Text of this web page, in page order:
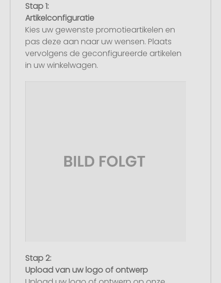
Stap 1:
Artikelconfiguratie
Kies uw gewenste promotieartikelen en
pas deze aan naar uw wensen. Plaats
vervolgens de geconfigureerde artikelen
in uw winkelwagen.
Stap 2:
Upload van uw logo of ontwerp